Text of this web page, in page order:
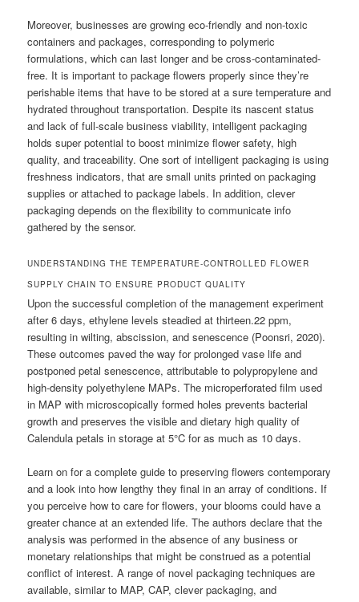
Moreover, businesses are growing eco-friendly and non-toxic
containers and packages, corresponding to polymeric
formulations, which can last longer and be cross-contaminated-
free. It is important to package flowers properly since they’re
perishable items that have to be stored at a sure temperature and
hydrated throughout transportation. Despite its nascent status
and lack of full-scale business viability, intelligent packaging
holds super potential to boost minimize flower safety, high
quality, and traceability. One sort of intelligent packaging is using
freshness indicators, that are small units printed on packaging
supplies or attached to package labels. In addition, clever
packaging depends on the flexibility to communicate info
gathered by the sensor.
UNDERSTANDING THE TEMPERATURE-CONTROLLED FLOWER
SUPPLY CHAIN TO ENSURE PRODUCT QUALITY
Upon the successful completion of the management experiment
after 6 days, ethylene levels steadied at thirteen.22 ppm,
resulting in wilting, abscission, and senescence (Poonsri, 2020).
These outcomes paved the way for prolonged vase life and
postponed petal senescence, attributable to polypropylene and
high-density polyethylene MAPs. The microperforated film used
in MAP with microscopically formed holes prevents bacterial
growth and preserves the visible and dietary high quality of
Calendula petals in storage at 5°C for as much as 10 days.
Learn on for a complete guide to preserving flowers contemporary
and a look into how lengthy they final in an array of conditions. If
you perceive how to care for flowers, your blooms could have a
greater chance at an extended life. The authors declare that the
analysis was performed in the absence of any business or
monetary relationships that might be construed as a potential
conflict of interest. A range of novel packaging techniques are
available, similar to MAP, CAP, clever packaging, and